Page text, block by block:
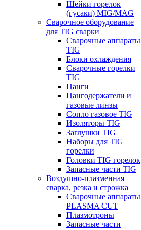
Шейки горелок
(гусаки) MIG/MAG
Сварочное оборудование
для TIG сварки
Сварочные аппараты
TIG
Блоки охлаждения
Сварочные горелки
TIG
Цанги
Цангодержатели и
газовые линзы
Сопло газовое TIG
Изоляторы TIG
Заглушки TIG
Наборы для TIG
горелки
Головки TIG горелок
Запасные части TIG
Воздушно-плазменная
сварка, резка и строжка
Сварочные аппараты
PLASMA CUT
Плазмотроны
Запасные части